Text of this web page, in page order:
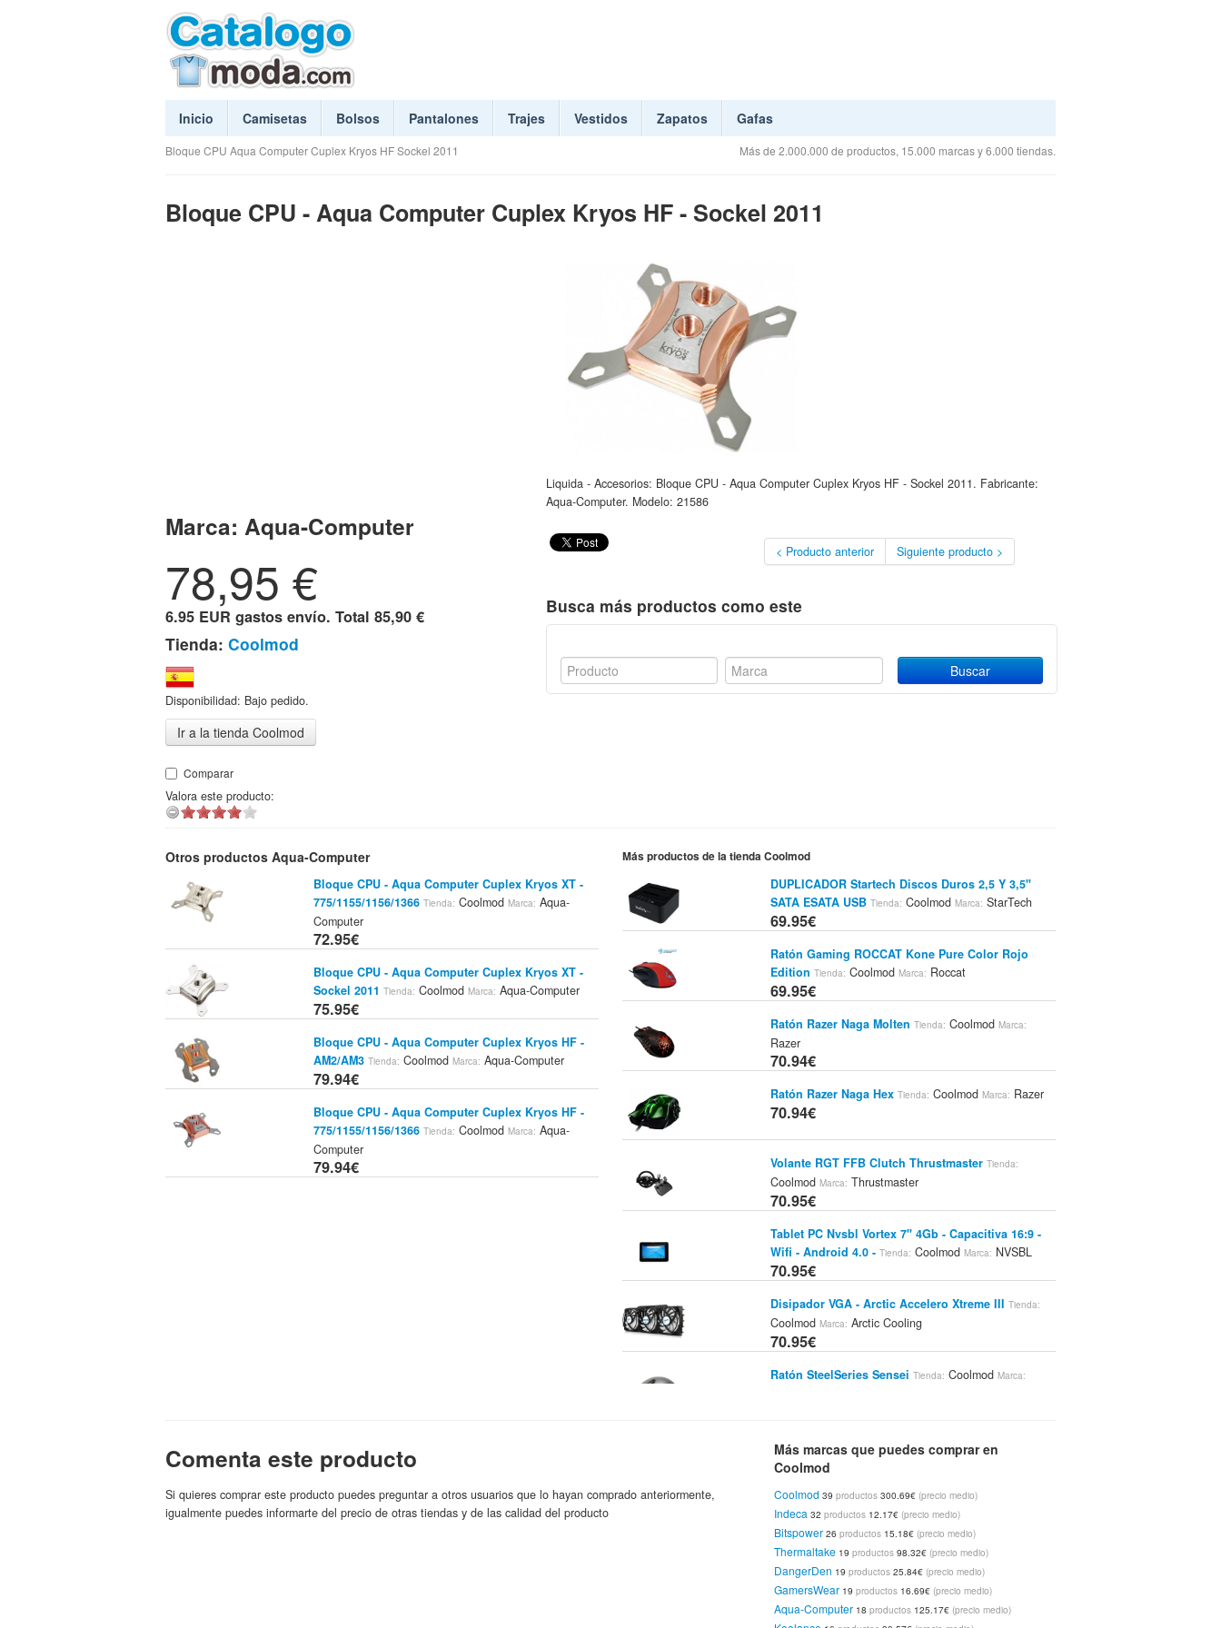
Inicio Camisetas Bolsos Pantalones Trajes Vestidos Zapatos Gafas
Bloque CPU Aqua Computer Cuplex Kryos HF Sockel 2011 Más de 2.000.000 de productos, 15.000 marcas y 6.000 tiendas.
Bloque CPU - Aqua Computer Cuplex Kryos HF - Sockel 2011
Marca: Aqua-Computer
78,95 €
6.95 EUR gastos envío. Total 85,90 €
Tienda: Coolmod
Disponibilidad: Bajo pedido.
Ir a la tienda Coolmod
Comparar
Valora este producto:
Liquida - Accesorios: Bloque CPU - Aqua Computer Cuplex Kryos HF - Sockel 2011. Fabricante:
Aqua-Computer. Modelo: 21586
< Producto anterior Siguiente producto >
Busca más productos como este
Otros productos Aqua-Computer
Bloque CPU - Aqua Computer Cuplex Kryos XT -
775/1155/1156/1366 Tienda: CoolmodMarca: Aqua-
Computer
72.95€
Bloque CPU - Aqua Computer Cuplex Kryos XT -
Sockel 2011 Tienda: CoolmodMarca: Aqua-Computer
75.95€
Bloque CPU - Aqua Computer Cuplex Kryos HF -
AM2/AM3 Tienda: CoolmodMarca: Aqua-Computer
79.94€
Bloque CPU - Aqua Computer Cuplex Kryos HF -
775/1155/1156/1366 Tienda: CoolmodMarca: Aqua-
Computer
79.94€
Más productos de la tienda Coolmod
DUPLICADOR Startech Discos Duros 2,5 Y 3,5"
SATA ESATA USB Tienda: Coolmod Marca: StarTech
69.95€
Ratón Gaming ROCCAT Kone Pure Color Rojo
Edition Tienda: Coolmod Marca: Roccat
69.95€
Ratón Razer Naga Molten Tienda: Coolmod Marca:
Razer
70.94€
Ratón Razer Naga Hex Tienda: Coolmod Marca: Razer
70.94€
Volante RGT FFB Clutch Thrustmaster Tienda:
Coolmod Marca: Thrustmaster
70.95€
Tablet PC Nvsbl Vortex 7" 4Gb - Capacitiva 16:9 -
Wifi - Android 4.0 - Tienda: Coolmod Marca: NVSBL
70.95€
Disipador VGA - Arctic Accelero Xtreme III Tienda:
Coolmod Marca: Arctic Cooling
70.95€
Ratón SteelSeries Sensei Tienda: Coolmod Marca:
Helicóptero PLATINET RC I737 - Naranja Tienda:
CoolmodMarca:
Caja Antec Sonata Proto Tienda:Coolmod
70.95€
Comenta este producto
Si quieres comprar este producto puedes preguntar a otros usuarios que lo hayan comprado anteriormente,
igualmente puedes informarte del precio de otras tiendas y de las calidad del producto
Más marcas que puedes comprar en
Coolmod
Coolmod 39productos 300.69€ (precio medio)
Indeca 32productos 12.17€ (precio medio)
Bitspower 26productos 15.18€ (precio medio)
Thermaltake 19productos 98.32€ (precio medio)
DangerDen 19productos 25.84€ (precio medio)
GamersWear 19productos 16.69€ (precio medio)
Aqua-Computer 18productos 125.17€ (precio medio)